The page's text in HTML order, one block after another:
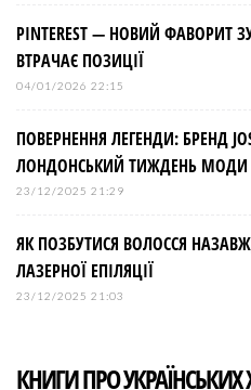
PINTEREST — НОВИЙ ФАВОРИТ
ВТРАЧАЄ ПОЗИЦІЇ
04/01/2026 22:15
ПОВЕРНЕННЯ ЛЕГЕНДИ: БРЕНД
ЛОНДОНСЬКИЙ ТИЖДЕНЬ МОДИ
23/12/2025 21:29
ЯК ПОЗБУТИСЯ ВОЛОССЯ
ЛАЗЕРНОЇ ЕПІЛЯЦІЇ
23/12/2025 21:03
КНИГИ ПРО